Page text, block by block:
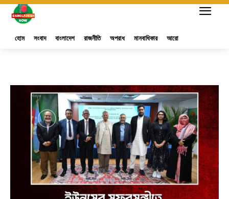
হোম সংবাদ বাংলাদেশ রাজনীতি অপরাধ মানবাধিকার আরো